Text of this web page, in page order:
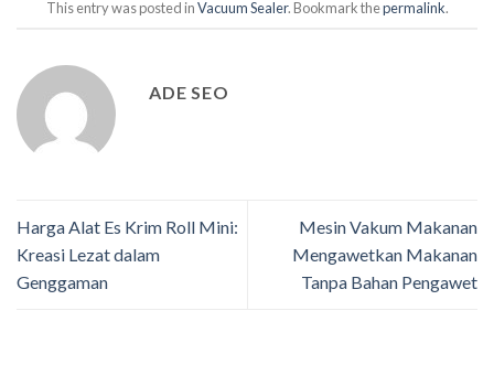
This entry was posted inVacuum Sealer. Bookmark thepermalink.
ADE SEO
Harga Alat Es Krim Roll Mini:
Kreasi Lezat dalam
Genggaman
Mesin Vakum Makanan
Mengawetkan Makanan
Tanpa Bahan Pengawet